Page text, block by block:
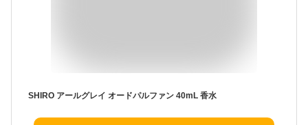
SHIRO アールグレイ オードパルファン 40mL 香水